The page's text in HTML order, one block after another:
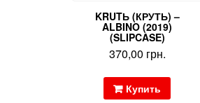
KRUTЬ (КРУТЬ) –
ALBINO (2019)
(SLIPCASE)
370,00 грн.
Купить